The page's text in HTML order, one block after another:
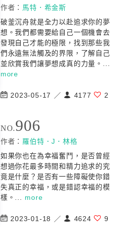
作者： 馬特．希金斯
破釜沉舟就是全力以赴追求你的夢
想。我們都需要給自己一個機會去
發現自己才能的極限，找到那些我
們永遠無法觸及的界限，了解自己
並欣賞我們讓夢想成真的力量。...
more
2023-05-17 ／ 4177 2
NO.906
作者： 羅伯特．J．林格
如果你也在為幸福奮鬥，是否曾經
想過你花最多時間和精力追求的究
竟是什麼？是否有一些障礙使你錯
失真正的幸福，或是錯認幸福的模
樣。... more
2023-01-18 ／ 4624 9